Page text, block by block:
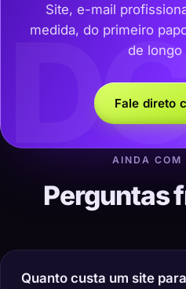
Site, e-mail
medida, do primeiro
de longo
Fale direto
AINDA COM
Perguntas
Quanto custa um site